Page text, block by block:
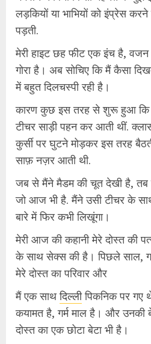
लड़कियों या भाभियों को इंप्रेस
पड़ती.
मेरी हाइट छह फीट एक इंच है,
गोरा है। अब सोचिए कि मैं कैसा
में बहुत दिलचस्पी रही है।
कारण कुछ इस तरह से शुरू हुआ कि
टीचर साड़ी पहन कर आती थीं.
कुर्सी पर घुटने मोड़कर इस तरह
साफ़ नज़र आती थी.
जब से मैंने मैडम की चूत देखी है,
जो आज भी है. मैंने उसी टीचर के
बारे में फिर कभी लिखूंगा।
मेरी आज की कहानी मेरे दोस्त की
के साथ सेक्स की है। पिछले साल,
मेरे दोस्त का परिवार और
मैं एक साथदिल्लीपिकनिक पर गए
कयामत है, गर्म माल है। और उनकी
दोस्त का एक छोटा बेटा भी है।